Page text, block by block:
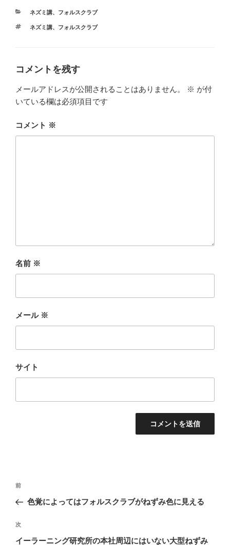
カ
ゴ
ネズミ講、 フォルスクラブ
タ
ネズミ講、 フォルスクラブ
コメントを残す
メールアドレスが公開されることはありません。 ※ が付
いている欄は必須項目です
コメント ※
名前 ※
メール ※
サイト
投
ナ
ビ
ゲ
前
の
稿
前
色覚によってはフォルスクラブがねずみ色に見える
次
の
次
イーラーニング研究所の本社周辺にはいない大型ねずみ